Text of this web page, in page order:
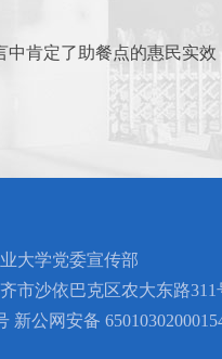
中肯定了助餐点的惠民实
大学党委宣传部
市沙依巴克区农大东路311
新公网安备